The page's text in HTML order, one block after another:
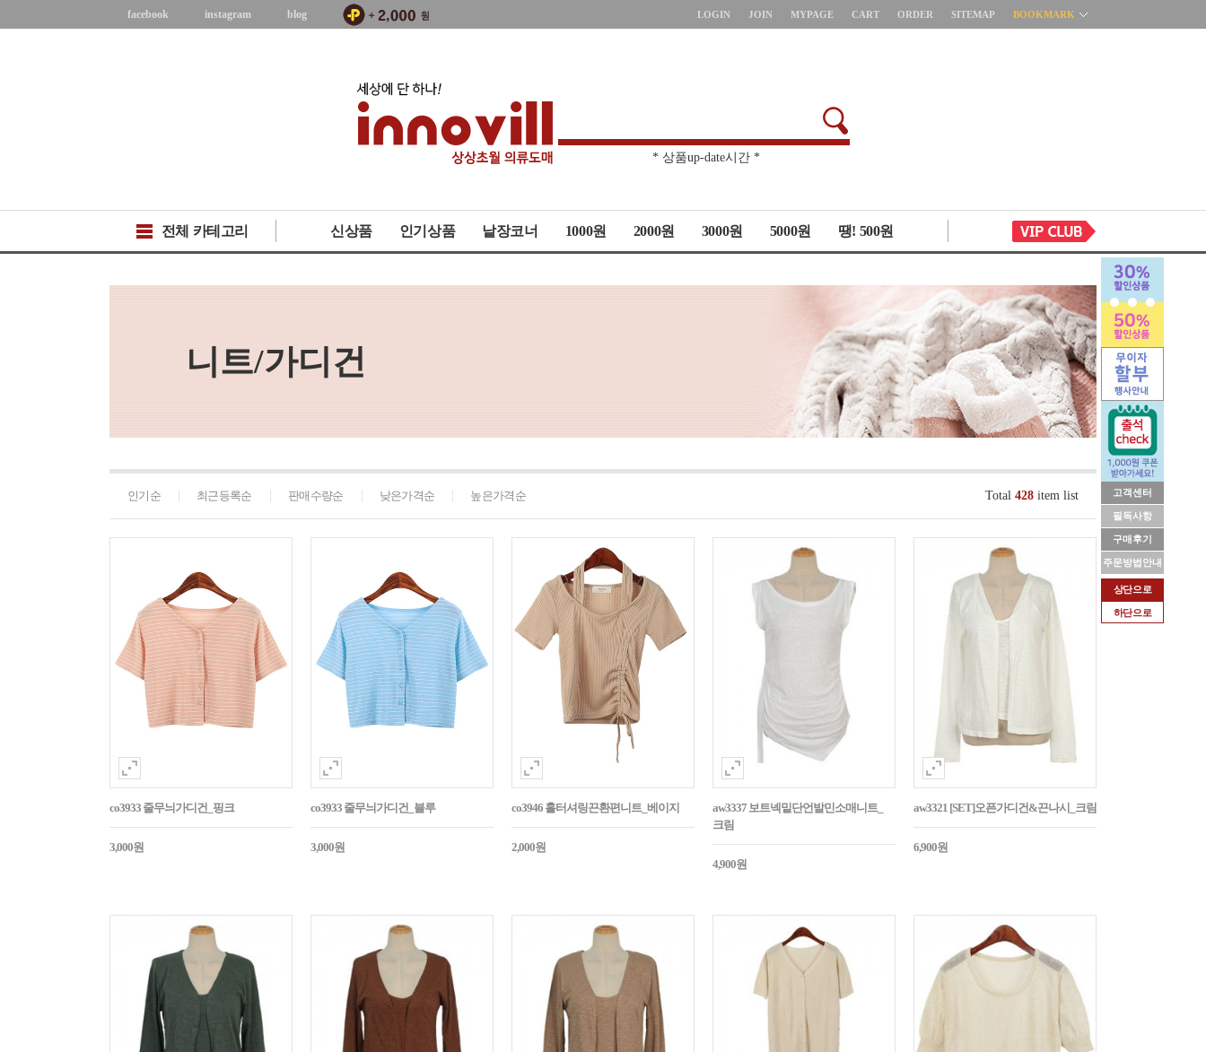
고객센터
필독사항
구매후기
주문방법안내
상단으로
하단으로
facebook instagram blog LOGIN JOIN MYPAGE CART ORDER SITEMAP BOOKMARK
* 주문취소 제한 *
전체 카테고리 신상품 인기상품 낱장코너 1000원 2000원 3000원 5000원 땡! 500원
니트/가디건
인기순 최근등록순 판매수량순 낮은가격순 높은가격순 Total 428 item list
co3933 줄무늬가디건_핑크
3,000원
co3933 줄무늬가디건_블루
3,000원
co3946 홀터셔링끈환편니트_베이지
2,000원
aw3337 보트넥밑단언발민소매니트_
크림
4,900원
aw3321 [SET]오픈가디건&끈나시_크림
6,900원